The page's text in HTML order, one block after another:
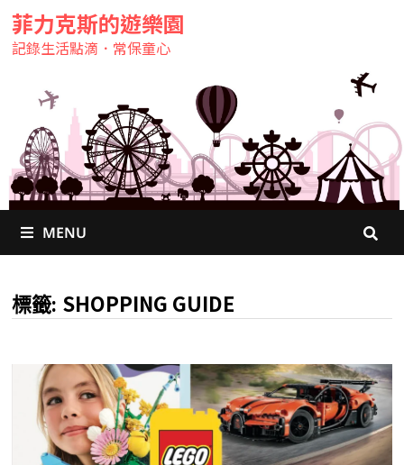
菲力克斯的遊樂園
記錄生活點滴．常保童心
MENU
標籤: SHOPPING GUIDE